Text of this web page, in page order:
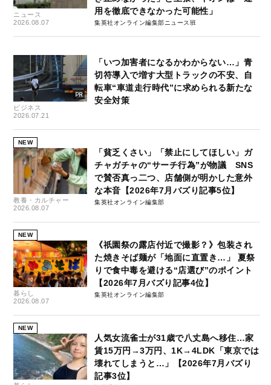
ニュース
2026.08.07
用を徹底できなかった可能性」
集英社オンライン編集部ニュース班
ビジネス
2026.07.21
「いつ加害者になるかわからない…」青
切符導入で増す大型トラックの不安、自
転車“車道走行時代”に求められる新たな
安全対策
NEW
教養・カルチャー
2026.08.07
「貧乏くさい」「禁止にしてほしい」ガ
チャガチャの“サーチ行為”が物議 SNS
で賛否真っ二つ、店舗側が明かした意外
な本音【2026年7月バズり記事5位】
集英社オンライン編集部
NEW
暮らし
2026.08.07
《祇園祭の露店付近で撮影？》包装され
た焼きそば麺が「地面に直置き…」 夏祭
りで食中毒を避ける“店選び”のポイント
【2026年7月バズり記事4位】
集英社オンライン編集部
NEW
人気女流雀士が31歳で八丈島へ移住…家
賃15万円→3万円、1K→4LDK「東京では
壊れてしまうと…」【2026年7月バズり
記事3位】